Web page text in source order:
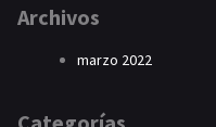
Archivos
marzo 2022